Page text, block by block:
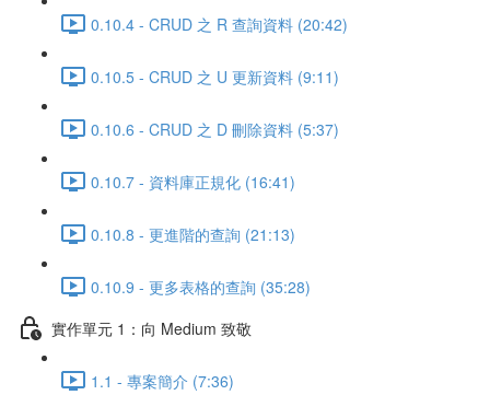
0.10.4 - CRUD 之 R 查詢資料 (20:42)
0.10.5 - CRUD 之 U 更新資料 (9:11)
0.10.6 - CRUD 之 D 刪除資料 (5:37)
0.10.7 - 資料庫正規化 (16:41)
0.10.8 - 更進階的查詢 (21:13)
0.10.9 - 更多表格的查詢 (35:28)
實作單元 1：向 Medium 致敬
1.1 - 專案簡介 (7:36)